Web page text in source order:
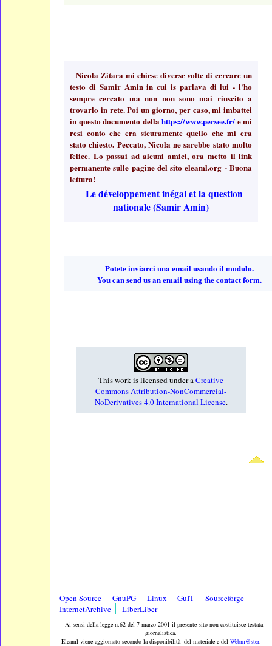
Nicola Zitara mi chiese diverse volte di cercare un
testo di Samir Amin in cui is parlava di lui - l'ho
sempre cercato ma non non sono mai riuscito a
trovarlo in rete. Poi un giorno, per caso, mi imbattei
in questo documento dellahttps://www.persee.fr/ e mi
resi conto che era sicuramente quello che mi era
stato chiesto. Peccato, Nicola ne sarebbe stato molto
felice. Lo passai ad alcuni amici, ora metto il link
permanente sulle pagine del sito eleaml.org - Buona
lettura!
Le développement inégal et la question
nationale (Samir Amin)
Potete inviarci una email usando il modulo.
You can send us an email using the contact form.
This work is licensed under aCreative
Commons Attribution-NonCommercial-
NoDerivatives 4.0 International License.
Open Source GnuPG Linux GuIT
Sourceforge
InternetArchive
LiberLiber
Ai sensi della legge n.62 del 7 marzo 2001 il presente sito non costituisce testata
giornalistica.
Eleaml viene aggiornato secondo la disponibilità del materiale e del Webm@ster.